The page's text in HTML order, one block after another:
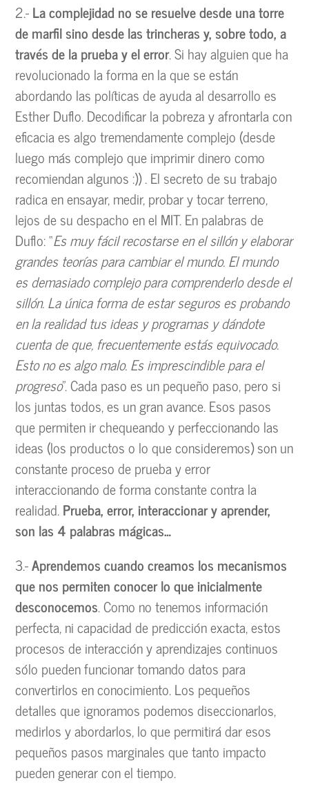
2.-La complejidad no se resuelve desde una torre
de marfil sino desde las trincheras y, sobre todo, a
través de la prueba y el error. Si hay alguien que ha
revolucionado la forma en la que se están
abordando las políticas de ayuda al desarrollo es
Esther Duflo. Decodificar la pobreza y afrontarla con
eficacia es algo tremendamente complejo (desde
luego más complejo que imprimir dinero como
recomiendan algunos :)) . El secreto de su trabajo
radica en ensayar, medir, probar y tocar terreno,
lejos de su despacho en el MIT. En palabras de
Duflo: “Es muy fácil recostarse en el sillón y elaborar
grandes teorías para cambiar el mundo. El mundo
es demasiado complejo para comprenderlo desde el
sillón. La única forma de estar seguros es probando
en la realidad tus ideas y programas y dándote
cuenta de que, frecuentemente estás equivocado.
Esto no es algo malo. Es imprescindible para el
progreso”. Cada paso es un pequeño paso, pero si
los juntas todos, es un gran avance. Esos pasos
que permiten ir chequeando y perfeccionando las
ideas (los productos o lo que consideremos) son un
constante proceso de prueba y error
interaccionando de forma constante contra la
realidad.Prueba, error, interaccionar y aprender,
son las 4 palabras mágicas…
3.-Aprendemos cuando creamos los mecanismos
que nos permiten conocer lo que inicialmente
desconocemos. Como no tenemos información
perfecta, ni capacidad de predicción exacta, estos
procesos de interacción y aprendizajes continuos
sólo pueden funcionar tomando datos para
convertirlos en conocimiento. Los pequeños
detalles que ignoramos podemos diseccionarlos,
medirlos y abordarlos, lo que permitirá dar esos
pequeños pasos marginales que tanto impacto
pueden generar con el tiempo.